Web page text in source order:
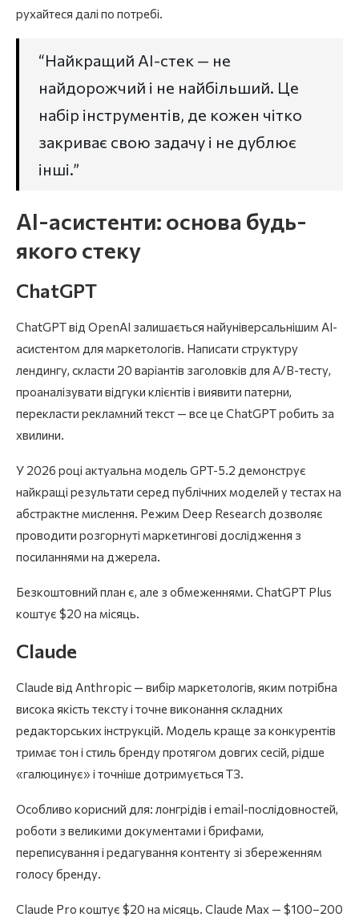
Спеціалізовані інструменти
Рекомендований мінімальний стек для
маркетолога-початківця
Як будувати AI-стек поступово
рухайтеся далі по потребі.
“Найкращий AI-стек — не
найдорожчий і не найбільший. Це
набір інструментів, де кожен чітко
закриває свою задачу і не дублює
інші.”
AI-асистенти: основа будь-
якого стеку
ChatGPT
ChatGPT від OpenAI залишається найуніверсальнішим AI-
асистентом для маркетологів. Написати структуру
лендингу, скласти 20 варіантів заголовків для A/B-тесту,
проаналізувати відгуки клієнтів і виявити патерни,
перекласти рекламний текст — все це ChatGPT робить за
хвилини.
У 2026 році актуальна модель GPT-5.2 демонструє
найкращі результати серед публічних моделей у тестах на
абстрактне мислення. Режим Deep Research дозволяє
проводити розгорнуті маркетингові дослідження з
посиланнями на джерела.
Безкоштовний план є, але з обмеженнями. ChatGPT Plus
коштує $20 на місяць.
Claude
Claude від Anthropic — вибір маркетологів, яким потрібна
висока якість тексту і точне виконання складних
редакторських інструкцій. Модель краще за конкурентів
тримає тон і стиль бренду протягом довгих сесій, рідше
«галюцинує» і точніше дотримується ТЗ.
Особливо корисний для: лонгрідів і email-послідовностей,
роботи з великими документами і брифами,
переписування і редагування контенту зі збереженням
голосу бренду.
Claude Pro коштує $20 на місяць. Claude Max — $100–200